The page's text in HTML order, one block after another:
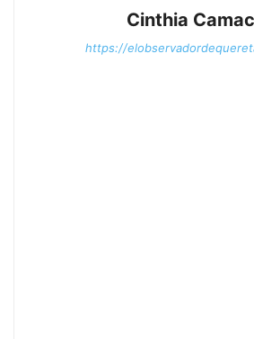
Cinthia
https://